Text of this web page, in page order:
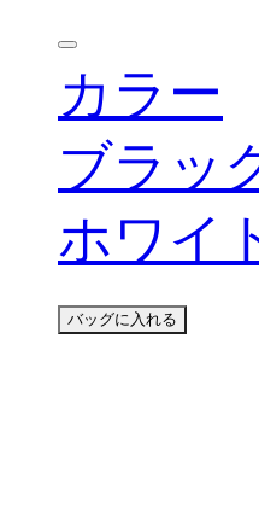
カラー
ブラッ
ホワイ
バッグに入れる